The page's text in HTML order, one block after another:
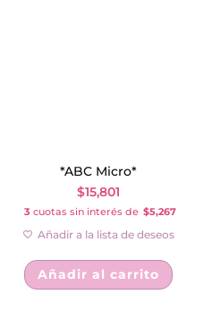
*ABC Micro*
$15,801
3 cuotas sin interés de $5,267
Añadir a la lista de deseos
Añadir al carrito